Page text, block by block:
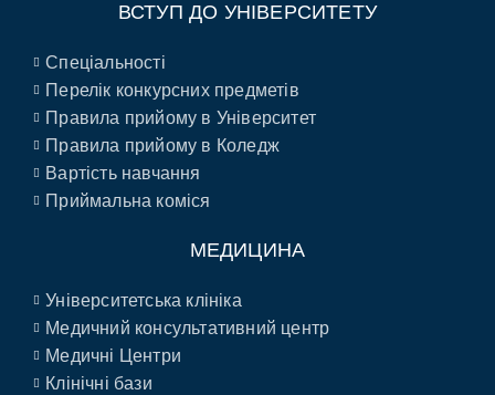
ВСТУП ДО УНІВЕРСИТЕТУ
Спеціальності
Перелік конкурсних предметів
Правила прийому в Університет
Правила прийому в Коледж
Вартість навчання
Приймальна коміся
МЕДИЦИНА
Університетська клініка
Медичний консультативний центр
Медичні Центри
Клінічні бази